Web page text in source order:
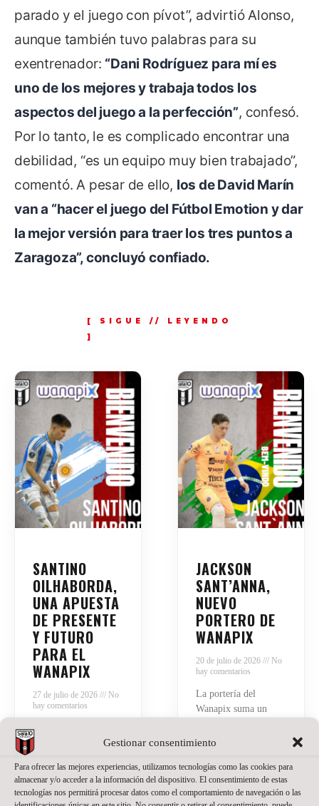
Gestionar consentimiento
Para ofrecer las mejores experiencias, utilizamos tecnologías como las cookies para
almacenar y/o acceder a la información del dispositivo. El consentimiento de estas
tecnologías nos permitirá procesar datos como el comportamiento de navegación o las
parado y el juego con pívot”, advirtió Alonso,
aunque también tuvo palabras para su
exentrenador: “Dani Rodríguez para mí es
uno de los mejores y trabaja todos los
aspectos del juego a la perfección”, confesó.
Por lo tanto, le es complicado encontrar una
debilidad, “es un equipo muy bien trabajado”,
comentó. A pesar de ello, los de David Marín
van a “hacer el juego del Fútbol Emotion y dar
la mejor versión para traer los tres puntos a
Zaragoza”, concluyó confiado.
SANTINO
OILHABORDA,
UNA APUESTA
DE PRESENTE
Y FUTURO
PARA EL
WANAPIX
27 de julio de 2026
No
hay comentarios
El Wanapix incorpora
a Santino Oilhaborda
2026/27. El ala
diestro argentino llega
procedente de Ferro y
JACKSON
SANT’ANNA,
NUEVO
PORTERO DE
WANAPIX
20 de julio de 2026
No
hay comentarios
La portería del
Wanapix suma un
Jackson Sant’Anna
camiseta en la
temporada del regreso
a Primera División.